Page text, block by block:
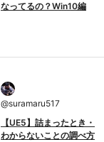
なってるの？Win10編
@suramaru517
【UE5】詰まったとき・
わからないことの調べ方